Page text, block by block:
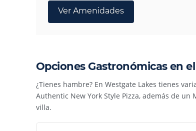
Ver Amenidades
Opciones Gastronómicas en
¿Tienes hambre? En Westgate Lakes tienes
Authentic New York Style Pizza, además de
villa.